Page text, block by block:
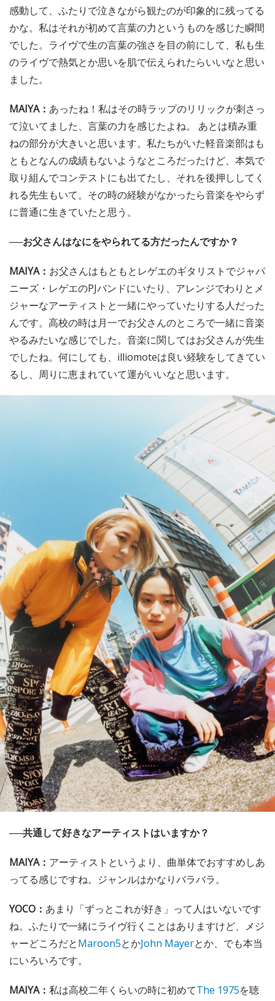
感動して、ふたりで泣きながら観たのが印象的に残ってる
かな。私はそれが初めて言葉の力というものを感じた瞬間
でした。ライヴで生の言葉の強さを目の前にして、私も生
のライヴで熱気とか思いを肌で伝えられたらいいなと思い
ました。
MAIYA： あったね！私はその時ラップのリリックが刺さっ
て泣いてました、言葉の力を感じたよね。 あとは積み重
ねの部分が大きいと思います。私たちがいた軽音楽部はも
ともとなんの成績もないようなところだったけど、本気で
取り組んでコンテストにも出てたし、それを後押ししてく
れる先生もいて。その時の経験がなかったら音楽をやらず
に普通に生きていたと思う。
──お父さんはなにをやられてる方だったんですか？
MAIYA： お父さんはもともとレゲエのギタリストでジャパ
ニーズ・レゲエのPJバンドにいたり、アレンジでわりとメ
ジャーなアーティストと一緒にやっていたりする人だった
んです。高校の時は月一でお父さんのところで一緒に音楽
やるみたいな感じでした。音楽に関してはお父さんが先生
でしたね。何にしても、illiomoteは良い経験をしてきてい
るし、周りに恵まれていて運がいいなと思います。
──共通して好きなアーティストはいますか？
MAIYA： アーティストというより、曲単体でおすすめしあ
ってる感じですね。ジャンルはかなりバラバラ。
YOCO： あまり「ずっとこれが好き」って人はいないです
ね。ふたりで一緒にライヴ行くことはありますけど、メジ
ャーどころだとMaroon5とかJohn Mayerとか、でも本当
にいろいろです。
MAIYA： 私は高校二年くらいの時に初めてThe 1975を聴